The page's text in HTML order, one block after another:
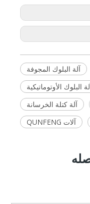
آلة البلوك المجوفة
البلوك الأوتوماتيكية
آلة كتلة الخرسانة
آلات QUNFENG